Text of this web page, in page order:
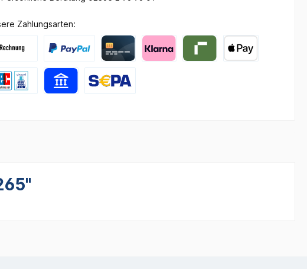
Zahlungsarten: